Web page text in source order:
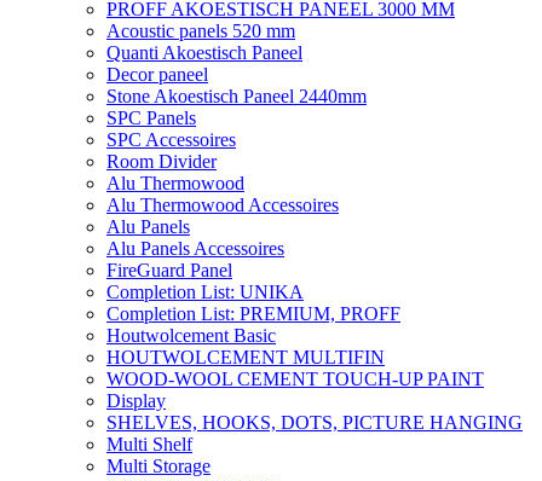
PROFF AKOESTISCH PANEEL 3000 MM
Acoustic panels 520 mm
Quanti Akoestisch Paneel
Decor paneel
Stone Akoestisch Paneel 2440mm
SPC Panels
SPC Accessoires
Room Divider
Alu Thermowood
Alu Thermowood Accessoires
Alu Panels
Alu Panels Accessoires
FireGuard Panel
Completion List: UNIKA
Completion List: PREMIUM, PROFF
Houtwolcement Basic
HOUTWOLCEMENT MULTIFIN
WOOD-WOOL CEMENT TOUCH-UP PAINT
Display
SHELVES, HOOKS, DOTS, PICTURE HANGING
Multi Shelf
Multi Storage